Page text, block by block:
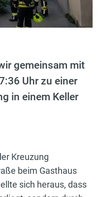
gemeinsam mit
Uhr zu einer
in einem Keller
Kreuzung
beim Gasthaus
sich heraus, dass